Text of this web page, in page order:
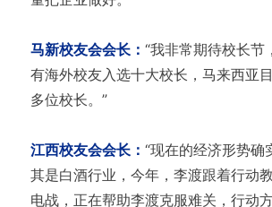
马新校友会会长： “我非常期待校长节
有海外校友入选十大校长，马来西亚
多位校长。”
江西校友会会长： “现在的经济形势确
其是白酒行业，今年，李渡跟着行动
电战，正在帮助李渡克服难关，行动